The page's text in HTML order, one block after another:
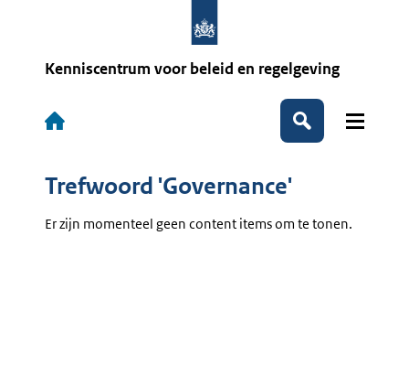
Kenniscentrum voor beleid en regelgeving
Hoofdnavigatie
Zoeken
Trefwoord 'Governance'
Er zijn momenteel geen content items om te tonen.